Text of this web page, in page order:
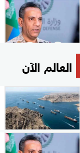
العالم الآن